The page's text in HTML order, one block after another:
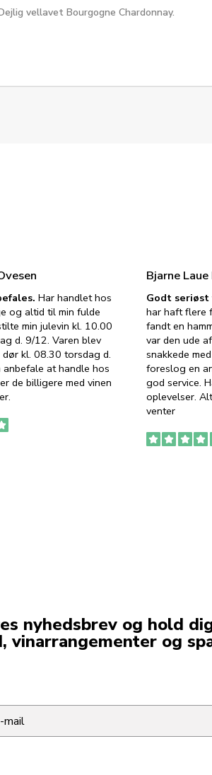
vellavet Bourgogne Chardonnay.
Har handlet hos
og altid til min fulde
min julevin kl. 10.00
d. 9/12. Varen blev
dør kl. 08.30 torsdag d.
anbefale at handle hos
de billigere med vinen
Bjarne
Godt seriøst
har haft flere
fandt en
var den ude
snakkede
foreslog en
god service.
oplevelser.
venter
nyhedsbrev og hold
og